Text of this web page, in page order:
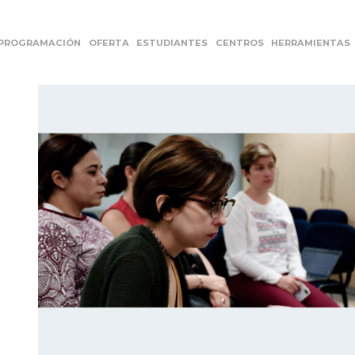
OFERTA ESTUDIANTES CENTROS HERRAMIENTAS